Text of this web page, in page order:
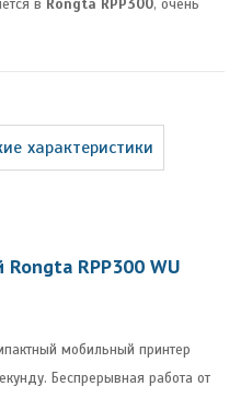
в Rongta RPP300, очень
характеристики
RPP300 WU
мобильный принтер
Беспрерывная работа от